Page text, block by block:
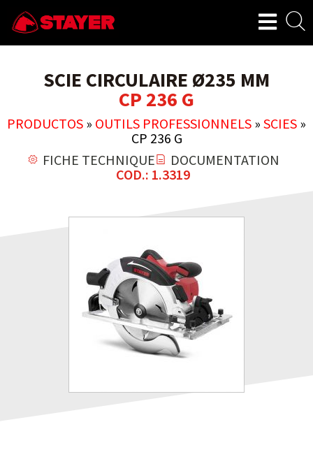
SCIE CIRCULAIRE Ø235 MM
CP 236 G
PRODUCTOS » OUTILS PROFESSIONNELS » SCIES »
CP 236 G
FICHE TECHNIQUE
DOCUMENTATION
COD.: 1.3319